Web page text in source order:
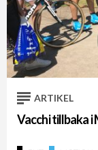
ARTIKEL
Vacchi tillbaka i